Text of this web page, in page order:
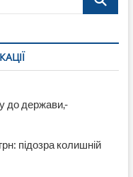
до держави,-
підозра колишній